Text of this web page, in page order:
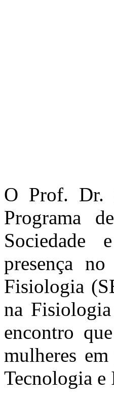
O Prof. Dr.
Programa
Sociedade
presença
Fisiologia
na
encontro
mulheres
Tecnologia e